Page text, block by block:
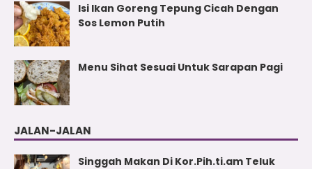
Isi Ikan Goreng Tepung Cicah Dengan
Sos Lemon Putih
Menu Sihat Sesuai Untuk Sarapan Pagi
JALAN-JALAN
Singgah Makan Di Kor.Pih.ti.am Teluk